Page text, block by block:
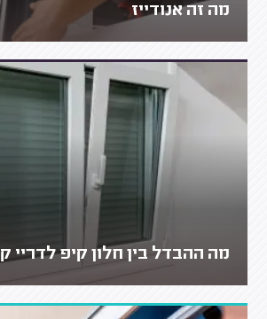
מה זה אנודייז
מה ההבדל בין חלון קיפ לדריי